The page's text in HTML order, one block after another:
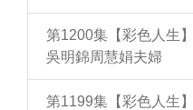
第1200集【彩色人生
吳明錦周慧娟夫婦
第1199集【彩色人生